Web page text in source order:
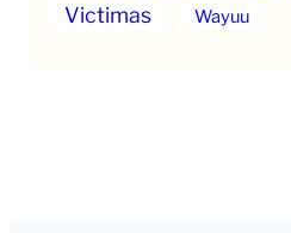
Victimas
Wayuu